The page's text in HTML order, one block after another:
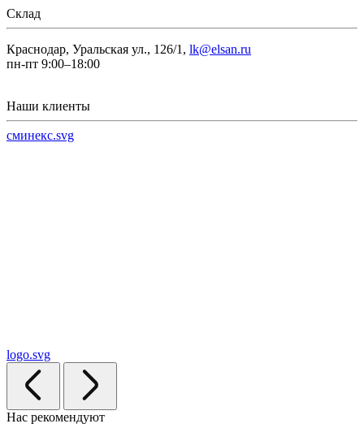
Склад
Краснодар, Уральская ул., 126/1, lk@elsan.ru
пн-пт 9:00–18:00
Наши клиенты
сминекс.svg
logo.svg
Нас рекомендуют